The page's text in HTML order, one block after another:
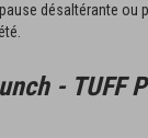
désaltérante ou
- TUFF